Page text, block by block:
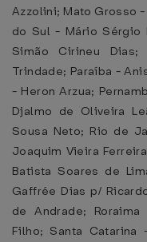
Azzolini; Mato Grosso
do Sul - Mário Sérgio
Simão Cirineu
Trindade; Paraíba -
- Heron Arzua;
Djalmo de Oliveira
Sousa Neto; Rio de
Joaquim Vieira
Batista Soares de
Gaffrée Dias p/
de Andrade;
Filho; Santa Catarina